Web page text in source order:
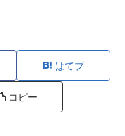
はてブ
コピー